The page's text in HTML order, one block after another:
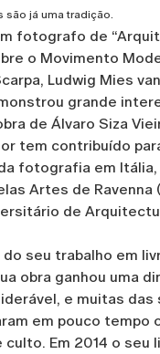
já uma tradição.
fotografo de
o Movimento
Ludwig Mies
grande
de Álvaro Siza
tem contribuído
fotografia em
Artes de Ravenna
de
seu trabalho em
obra ganhou uma
e muitas das
em pouco tempo
Em 2014 o seu